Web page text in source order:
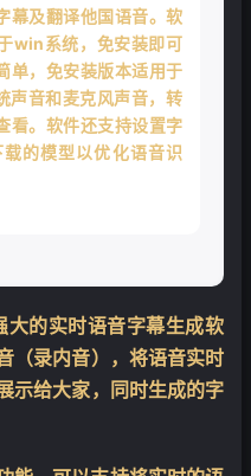
幕及翻译他国语音。软
win系统，免安装即可
单，免安装版本适用于
声音和麦克风声音，转
看。软件还支持设置字
的模型以优化语音识
的实时语音字幕生成软
（录内音），将语音实时
示给大家，同时生成的字